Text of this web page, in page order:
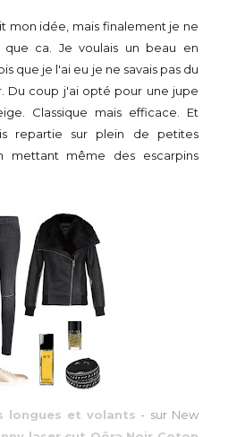
mon idée, mais finalement je ne
ca. Je voulais un beau en
que je l'ai eu je ne savais pas du
Du coup j'ai opté pour une jupe
Classique mais efficace. Et
repartie sur plein de petites
mettant même des escarpins
longues et volants - sur New